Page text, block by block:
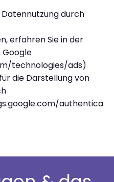
durch
erfahren Sie in der
technologies/ads)
die Darstellung von
authentica